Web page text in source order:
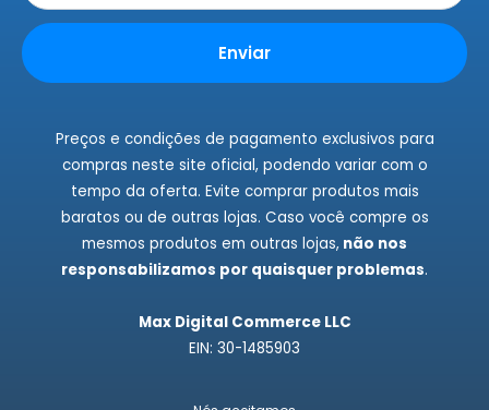
Rastrear Pedidos
Enviar
Preços e condições de pagamento exclusivos para
compras neste site oficial, podendo variar com o
tempo da oferta. Evite comprar produtos mais
baratos ou de outras lojas. Caso você compre os
mesmos produtos em outras lojas, não nos
responsabilizamos por quaisquer problemas.
Max Digital Commerce LLC
EIN: 30-1485903